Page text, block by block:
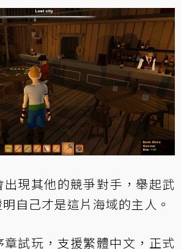
現其他的競爭對手，舉起武
自己才是這片海域的主人。
章試玩，支援繁體中文，正式